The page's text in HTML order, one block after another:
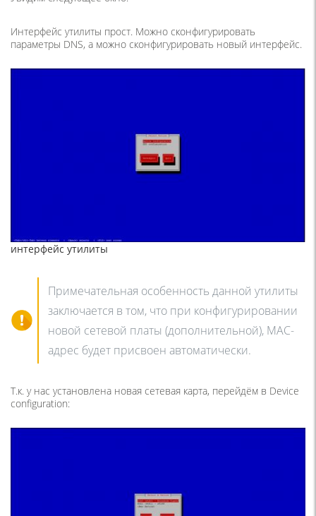
Интерфейс утилиты прост. Можно сконфигурировать
параметры DNS, а можно сконфигурировать новый интерфейс.
интерфейс утилиты
Примечательная особенность данной утилиты
заключается в том, что при конфигурировании
новой сетевой платы (дополнительной), MAC-
адрес будет присвоен автоматически.
Т.к. у нас установлена новая сетевая карта, перейдём в Device
configuration: